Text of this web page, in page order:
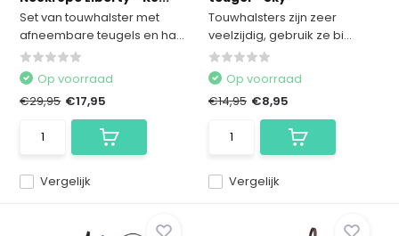
Set van touwhalster met
afneembare teugels en ha...
Vergelijk
Op voorraad
€29,95 €17,95
Touwhalsters zijn zeer
veelzijdig, gebruik ze bi...
Vergelijk
Op voorraad
€14,95 €8,95